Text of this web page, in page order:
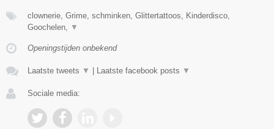
clownerie, Grime, schminken, Glittertattoos, Kinderdisco,
Goochelen, ▼
Openingstijden onbekend
Laatste tweets ▼ Laatste facebook posts ▼
Sociale media: